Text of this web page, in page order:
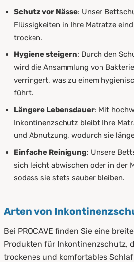
Schutz vor Nässe: Unser
Flüssigkeiten in Ihre Matratze
trocken.
Hygiene steigern: Durch den
wird die Ansammlung von
verringert, was zu einem
führt.
Längere Lebensdauer: Mit
Inkontinenzschutz bleibt Ihre
und Abnutzung, wodurch sie
Einfache Reinigung: Unsere
sich leicht abwischen oder in der
sodass sie stets sauber bleiben.
Arten von
Bei PROCAVE finden Sie eine
Produkten für Inkontinenzschutz,
trockenes und komfortables